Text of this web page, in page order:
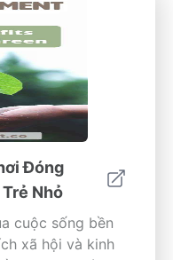
giảm thiểu
phép trẻ nhỏ tập
tính tưởng
có thể cung
cho trẻ nhỏ
hợp nhiều khu
tò mò. Việc
động sẽ giữ cho
mãi, tạo ra một
có thể học
chơi. 2. Kết Hợp
Các trò chơi
Đóng
Nhỏ
cuộc sống bền
xã hội và kinh